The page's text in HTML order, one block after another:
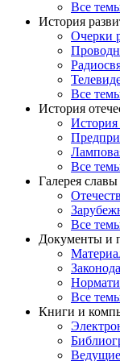
Все
История
Очерки
Все
История
История
Все
Галерея славы
Все
Документы и
Все
Книги и